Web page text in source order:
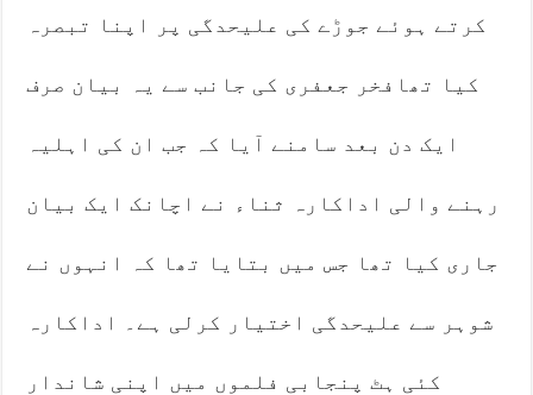
کرتے ہوئے جوڑے کی علیحدگی پر اپنا تبصرہ
کیا تھافخر جعفری کی جانب سے یہ بیان صرف
ایک دن بعد سامنے آیا کہ جب ان کی اہلیہ
رہنے والی اداکارہ ثناء نے اچانک ایک بیان
جاری کیا تھا جس میں بتایا تھا کہ انہوں نے
شوہر سے علیحدگی اختیار کرلی ہے۔ اداکارہ
کئی ہٹ پنجابی فلموں میں اپنی شاندار